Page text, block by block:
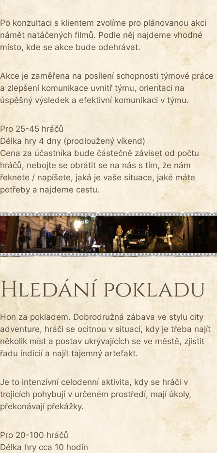
Po konzultaci s klientem zvolíme pro plánovanou akci
námět natáčených filmů. Podle něj najdeme vhodné
místo, kde se akce bude odehrávat.
Akce je zaměřena na posílení schopnosti týmové práce
a zlepšení komunikace uvnitř týmu, orientaci na
úspěšný výsledek a efektivní komunikaci v týmu.
Pro 25-45 hráčů
Délka hry 4 dny (prodloužený víkend)
Cena za účastníka bude částečně záviset od počtu
hráčů, nebojte se obrátit se na nás s tím, že nám
řeknete / napíšete, jaká je vaše situace, jaké máte
potřeby a najdeme cestu.
Hledání pokladu
Hon za pokladem. Dobrodružná zábava ve stylu city
adventure, hráči se ocitnou v situaci, kdy je třeba najít
několik míst a postav ukrývajících se ve městě, zjistit
řadu indicií a najít tajemný artefakt.
Je to intenzívní celodenní aktivita, kdy se hráči v
trojicích pohybují v určeném prostředí, mají úkoly,
překonávají překážky.
Pro 20-100 hráčů
Délka hry cca 10 hodin